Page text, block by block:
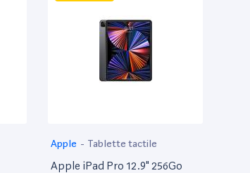
Apple - Tablette tactile
Apple iPad Pro 12.9" 256Go